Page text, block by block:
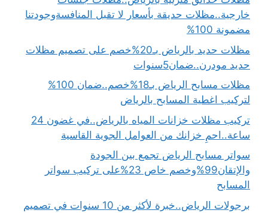
خارجية..مظلات حديقة بأسعار لا تقبل المنافسةوجودتنا
مضمونة 100%
مظلات حديد بالرياض بـ20%خصم على تصميم مظلات
حديد مودرن..ضمان5سنوات
مظلات مسابح الرياض بـ18%خصم..ضمان 100%
لتركيب اغطية المسابح بالرياض
تركيب مظلات خزانات المياه بالرياض..في غضون 24
ساعة..احمِ خزانك من العوامل الجوية القاسية
سواتر مسابح الرياض تجمع بين الجودة
والإتقان99%وخصم خاص 23%على تركيب سواتر
المسابح
برجولات الرياض..خبرة لأكثر من 10 سنوات في تصميم